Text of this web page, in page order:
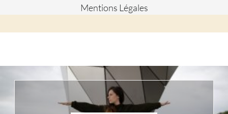
Mentions Légales